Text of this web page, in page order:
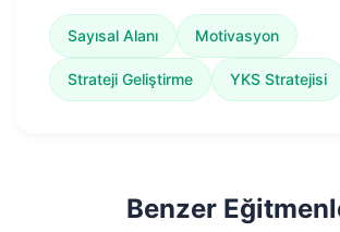
Sayısal Alanı Motivasyon
Strateji Geliştirme YKS Stratejisi
Benzer